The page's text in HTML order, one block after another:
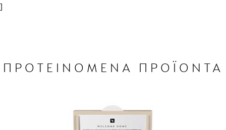
]
ΠΡΟΤΕΙΝΟΜΕΝΑ ΠΡΟΪΟΝΤΑ